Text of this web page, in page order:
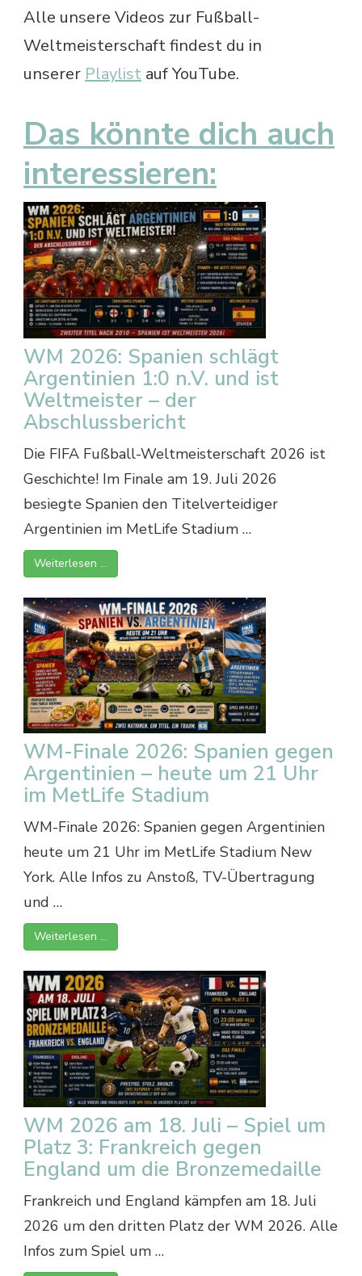
Alle unsere Videos zur Fußball-
Weltmeisterschaft findest du in
unserer Playlist auf YouTube.
Das könnte dich auch
interessieren:
WM 2026: Spanien schlägt
Argentinien 1:0 n.V. und ist
Weltmeister – der
Abschlussbericht
Die FIFA Fußball-Weltmeisterschaft 2026 ist
Geschichte! Im Finale am 19. Juli 2026
besiegte Spanien den Titelverteidiger
Argentinien im MetLife Stadium …
Weiterlesen …
WM-Finale 2026: Spanien gegen
Argentinien – heute um 21 Uhr
im MetLife Stadium
WM-Finale 2026: Spanien gegen Argentinien
heute um 21 Uhr im MetLife Stadium New
York. Alle Infos zu Anstoß, TV-Übertragung
und …
Weiterlesen …
WM 2026 am 18. Juli – Spiel um
Platz 3: Frankreich gegen
England um die Bronzemedaille
Frankreich und England kämpfen am 18. Juli
2026 um den dritten Platz der WM 2026. Alle
Infos zum Spiel um …